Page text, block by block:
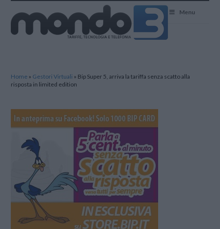
Menu
Home » Gestori Virtuali » Bip Super 5, arriva la tariffa senza scatto alla
risposta in limited edition